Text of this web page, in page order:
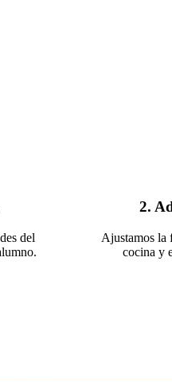
del
2.
Ajustamos la
cocina y